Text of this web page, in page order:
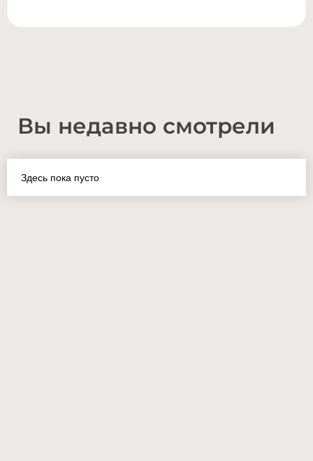
Вы недавно смотрели
Здесь пока пусто